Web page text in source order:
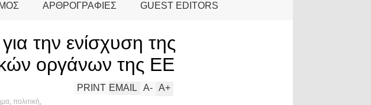
ΑΡΘΡΟΓΡΑΦΙΕΣ GUEST EDITORS
την ενίσχυση της
οργάνων της ΕΕ
πολιτική
A+
A-
EMAIL
PRINT